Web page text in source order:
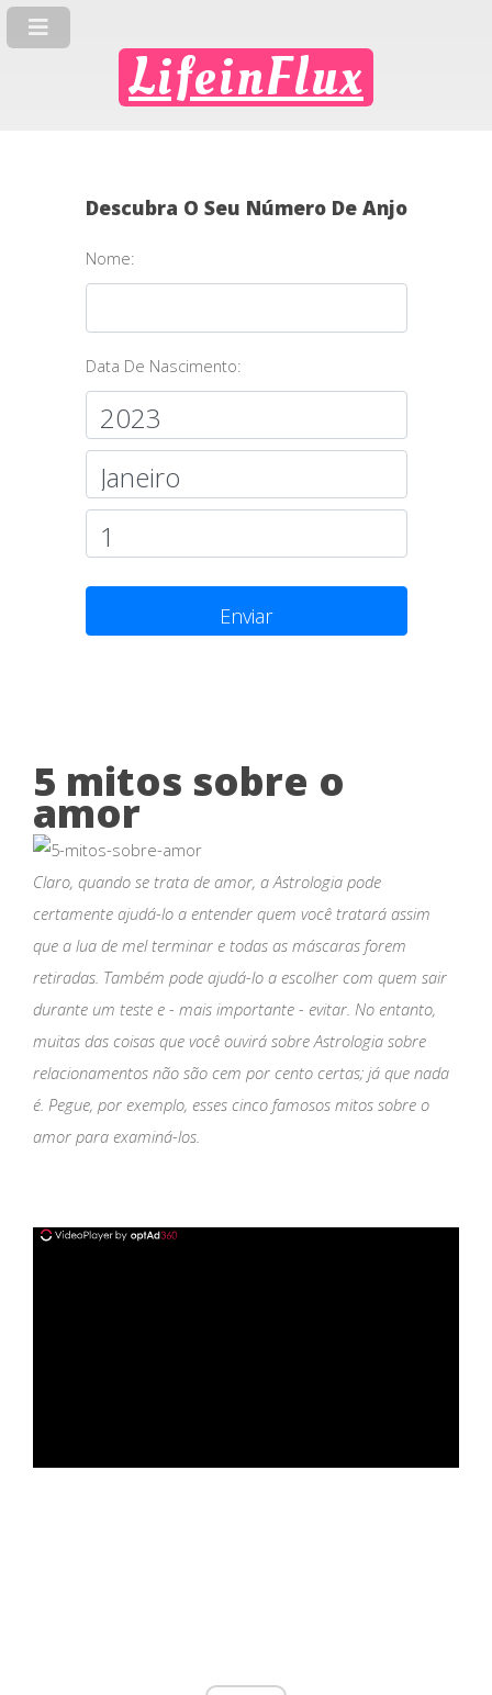
LifeinFlux
Descubra O Seu Número De Anjo
Nome:
Data De Nascimento:
Enviar
5 mitos sobre o
amor
Claro, quando se trata de amor, a Astrologia pode
certamente ajudá-lo a entender quem você tratará assim
que a lua de mel terminar e todas as máscaras forem
retiradas. Também pode ajudá-lo a escolher com quem sair
durante um teste e - mais importante - evitar. No entanto,
muitas das coisas que você ouvirá sobre Astrologia sobre
relacionamentos não são cem por cento certas; já que nada
é. Pegue, por exemplo, esses cinco famosos mitos sobre o
amor para examiná-los.